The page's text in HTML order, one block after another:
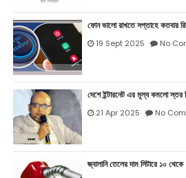
ফোন ভালো রাখতে সপ্তাহে কতবার
19 Sept 2025 No
দেশে ইন্টারনেট এর মূল্য কমলো স্তর
21 Apr 2025 No
জ্বালানি তেলের দাম লিটারে ১০